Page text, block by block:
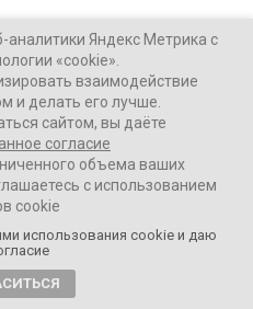
ПВО
Республики Крым,
области,
моря,
области,
и Московским
области.
аналитики Яндекс Метрика с
«cookie».
взаимодействие
и делать его лучше.
сайтом, вы даёте
согласие
объема ваших
с использованием
cookie
использования cookie и даю